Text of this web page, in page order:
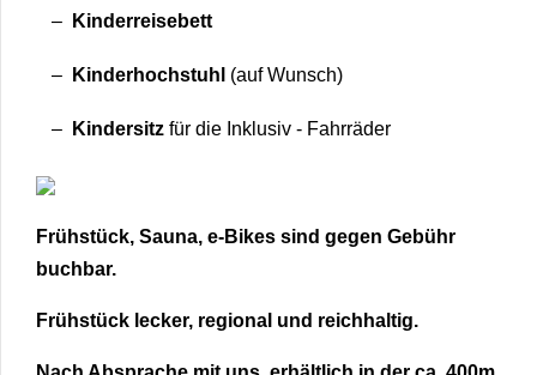
Kinderreisebett
Kinderhochstuhl (auf Wunsch)
Kindersitz für die Inklusiv - Fahrräder
Frühstück, Sauna, e-Bikes sind gegen Gebühr
buchbar.
Frühstück lecker, regional und reichhaltig.